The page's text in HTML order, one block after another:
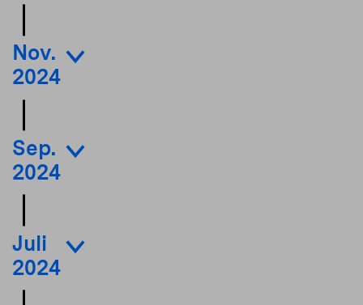
Nov.
2024
Sep.
2024
Juli
2024